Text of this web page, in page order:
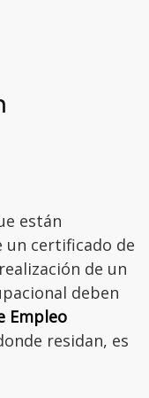
están
un certificado de
de un
deben
Empleo
residan, es